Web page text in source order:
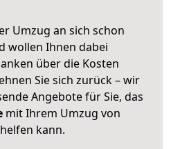
Umzug an sich schon
wollen Ihnen dabei
über die Kosten
Sie sich zurück – wir
Angebote für Sie, das
mit Ihrem Umzug von
kann.